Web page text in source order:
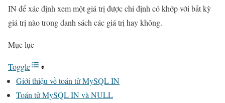
IN để xác định xem một giá trị được chỉ định có khớp với bất kỳ
giá trị nào trong danh sách các giá trị hay không.
Mục lục
Toggle
Giới thiệu về toán tử MySQL IN
Toán tử MySQL IN và NULL